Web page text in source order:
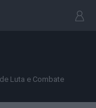
Luta e Combate